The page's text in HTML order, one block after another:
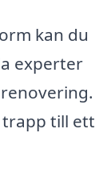
kan du
experter
trapp till ett